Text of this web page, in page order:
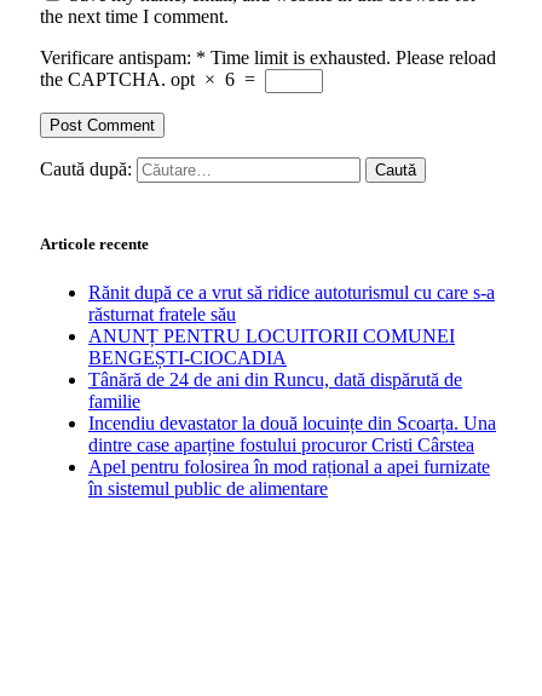
the next time I comment.
Verificare antispam: * Time limit is exhausted. Please reload
the CAPTCHA. opt × 6 =
Caută după:
Articole recente
Rănit după ce a vrut să ridice autoturismul cu care s-a
răsturnat fratele său
ANUNȚ PENTRU LOCUITORII COMUNEI
BENGEȘTI-CIOCADIA
Tânără de 24 de ani din Runcu, dată dispărută de
familie
Incendiu devastator la două locuințe din Scoarța. Una
dintre case aparține fostului procuror Cristi Cârstea
Apel pentru folosirea în mod rațional a apei furnizate
în sistemul public de alimentare